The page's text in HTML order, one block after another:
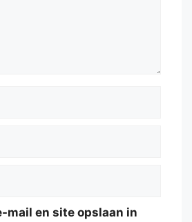
mail en site opslaan in